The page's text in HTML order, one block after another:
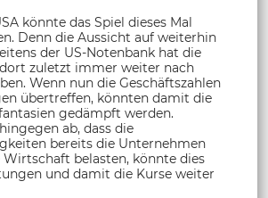
könnte das Spiel dieses Mal
Denn die Aussicht auf weiterhin
der US-Notenbank hat die
zuletzt immer weiter nach
Wenn nun die Geschäftszahlen
übertreffen, könnten damit die
gedämpft werden.
ab, dass die
bereits die Unternehmen
belasten, könnte dies
und damit die Kurse weiter